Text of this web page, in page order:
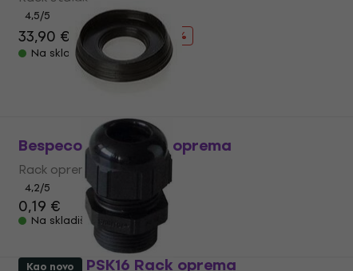
4,5/5
33,90 € 42,40 €
- 20 %
Na skladištu
Bespeco RK30 Rack oprema
Rack oprema
4,2/5
0,19 €
Na skladištu
Bespeco PSK16 Rack oprema
Kao novo